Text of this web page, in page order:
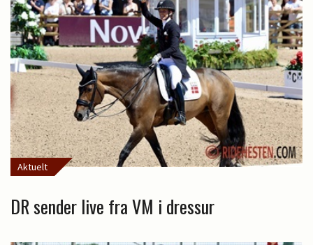
Aktuelt
DR sender live fra VM i dressur